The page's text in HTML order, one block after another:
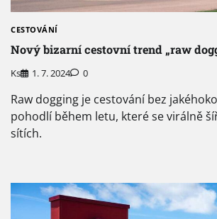
CESTOVÁNÍ
Nový bizarní cestovní trend „raw
Ks 1. 7. 2024 0
Raw dogging je cestování bez
pohodlí během letu, které se virálně
sítích.